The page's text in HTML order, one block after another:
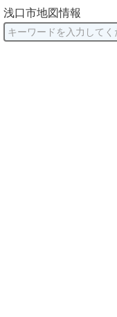
浅口市地図情報